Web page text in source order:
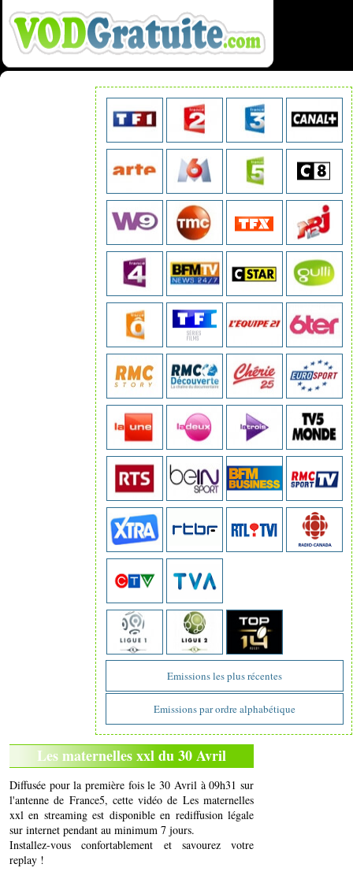
Emissions les plus récentes
Emissions par ordre alphabétique
Les maternelles xxl du 30 Avril
Diffusée pour la première fois le 30 Avril à 09h31 sur
l'antenne de France5, cette vidéo de Les maternelles
xxl en streaming est disponible en rediffusion légale
sur internet pendant au minimum 7 jours.
Installez-vous confortablement et savourez votre
replay !